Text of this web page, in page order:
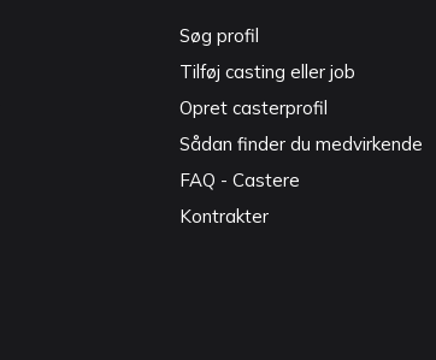
Søg profil
Tilføj casting eller job
Opret casterprofil
Sådan finder du medvirkende
FAQ - Castere
Kontrakter